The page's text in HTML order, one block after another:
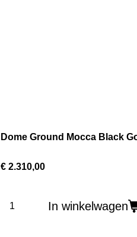
Dome Ground Mocca Black
€ 2.310,00
In winkelwagen